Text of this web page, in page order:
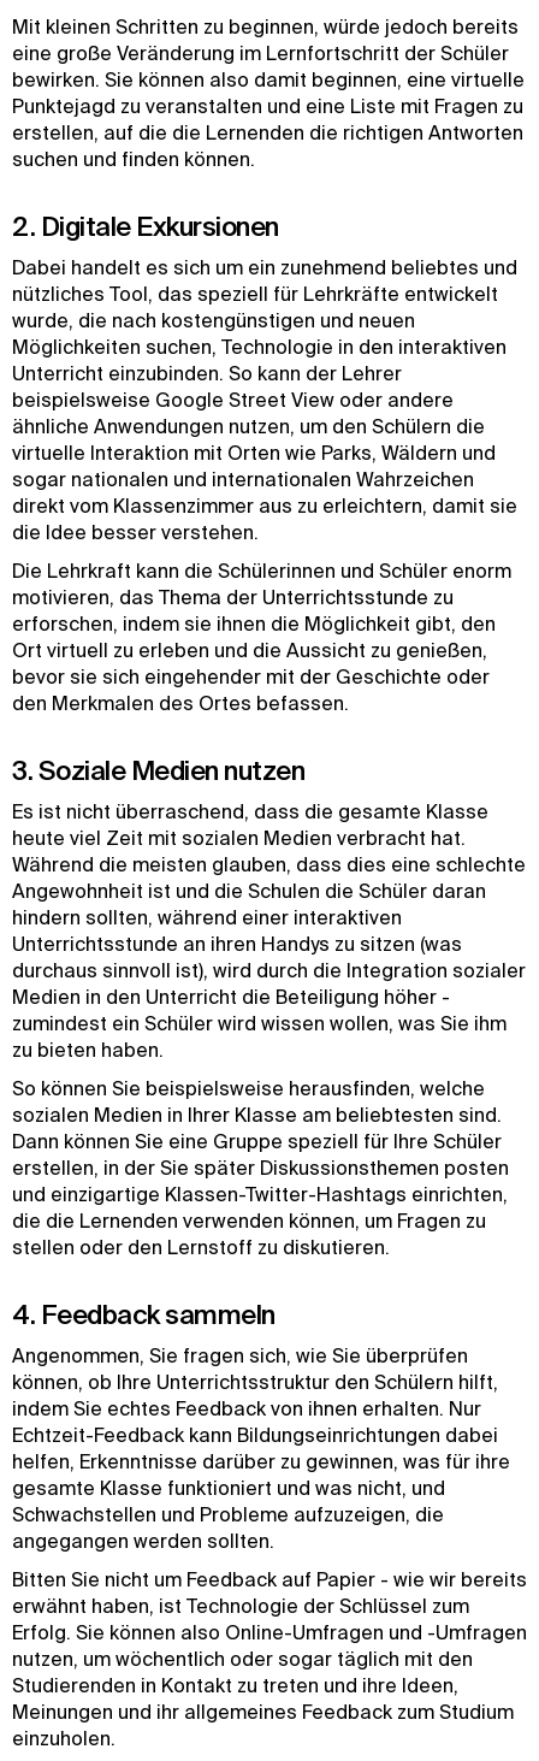
Mit kleinen Schritten zu beginnen, würde jedoch bereits
eine große Veränderung im Lernfortschritt der Schüler
bewirken. Sie können also damit beginnen, eine virtuelle
Punktejagd zu veranstalten und eine Liste mit Fragen zu
erstellen, auf die die Lernenden die richtigen Antworten
suchen und finden können.
2. Digitale Exkursionen
Dabei handelt es sich um ein zunehmend beliebtes und
nützliches Tool, das speziell für Lehrkräfte entwickelt
wurde, die nach kostengünstigen und neuen
Möglichkeiten suchen, Technologie in den interaktiven
Unterricht einzubinden. So kann der Lehrer
beispielsweise Google Street View oder andere
ähnliche Anwendungen nutzen, um den Schülern die
virtuelle Interaktion mit Orten wie Parks, Wäldern und
sogar nationalen und internationalen Wahrzeichen
direkt vom Klassenzimmer aus zu erleichtern, damit sie
die Idee besser verstehen.
Die Lehrkraft kann die Schülerinnen und Schüler enorm
motivieren, das Thema der Unterrichtsstunde zu
erforschen, indem sie ihnen die Möglichkeit gibt, den
Ort virtuell zu erleben und die Aussicht zu genießen,
bevor sie sich eingehender mit der Geschichte oder
den Merkmalen des Ortes befassen.
3. Soziale Medien nutzen
Es ist nicht überraschend, dass die gesamte Klasse
heute viel Zeit mit sozialen Medien verbracht hat.
Während die meisten glauben, dass dies eine schlechte
Angewohnheit ist und die Schulen die Schüler daran
hindern sollten, während einer interaktiven
Unterrichtsstunde an ihren Handys zu sitzen (was
durchaus sinnvoll ist), wird durch die Integration sozialer
Medien in den Unterricht die Beteiligung höher -
zumindest ein Schüler wird wissen wollen, was Sie ihm
zu bieten haben.
So können Sie beispielsweise herausfinden, welche
sozialen Medien in Ihrer Klasse am beliebtesten sind.
Dann können Sie eine Gruppe speziell für Ihre Schüler
erstellen, in der Sie später Diskussionsthemen posten
und einzigartige Klassen-Twitter-Hashtags einrichten,
die die Lernenden verwenden können, um Fragen zu
stellen oder den Lernstoff zu diskutieren.
4. Feedback sammeln
Angenommen, Sie fragen sich, wie Sie überprüfen
können, ob Ihre Unterrichtsstruktur den Schülern hilft,
indem Sie echtes Feedback von ihnen erhalten. Nur
Echtzeit-Feedback kann Bildungseinrichtungen dabei
helfen, Erkenntnisse darüber zu gewinnen, was für ihre
gesamte Klasse funktioniert und was nicht, und
Schwachstellen und Probleme aufzuzeigen, die
angegangen werden sollten.
Bitten Sie nicht um Feedback auf Papier - wie wir bereits
erwähnt haben, ist Technologie der Schlüssel zum
Erfolg. Sie können also Online-Umfragen und -Umfragen
nutzen, um wöchentlich oder sogar täglich mit den
Studierenden in Kontakt zu treten und ihre Ideen,
Meinungen und ihr allgemeines Feedback zum Studium
einzuholen.